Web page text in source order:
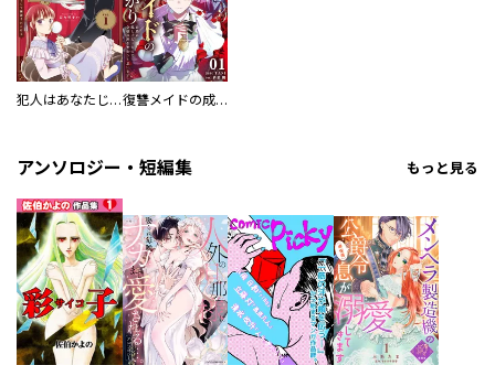
犯人はあなたじゃなくて？～悪役令嬢の私は今日も第一容疑者として断罪されかける～ 復讐メイドの成り上がり～公爵の隠し子だったので令嬢の座を奪おうと思います～
アンソロジー・短編集 もっと見る